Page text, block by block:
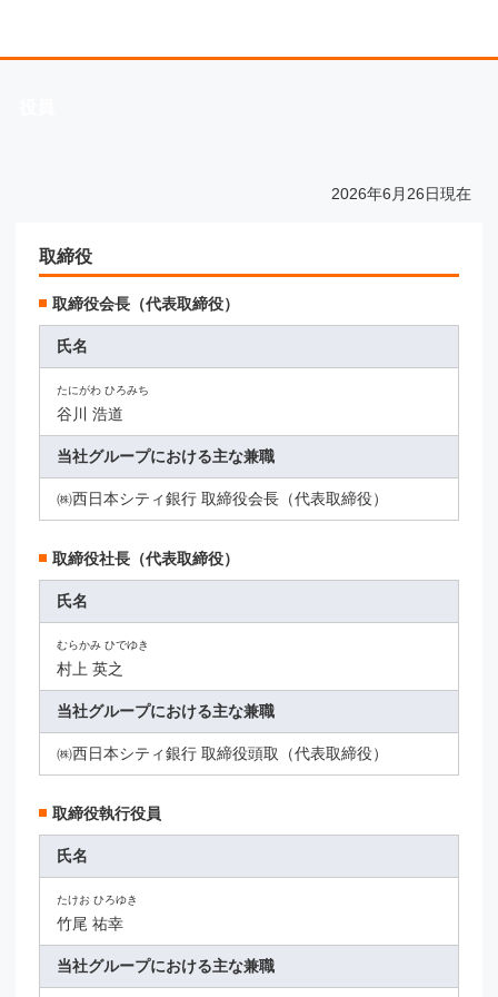
2026年6月26日現在
取締役
取締役会長（代表取締役）
氏名
たにがわ ひろみち
谷川 浩道
当社グループにおける主な兼職
㈱西日本シティ銀行 取締役会長（代表取締役）
取締役社長（代表取締役）
氏名
むらかみ ひでゆき
村上 英之
当社グループにおける主な兼職
㈱西日本シティ銀行 取締役頭取（代表取締役）
取締役執行役員
氏名
たけお ひろゆき
竹尾 祐幸
当社グループにおける主な兼職